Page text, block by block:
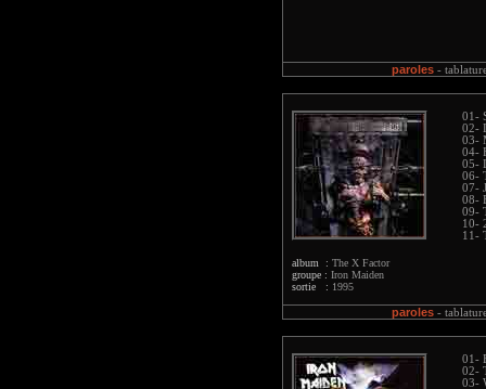
paroles-
album : The X Factor
groupe : Iron Maiden
sortie : 1995
01-
02-
03-
04-
05-
06-
07-
08-
09-
10-
11-
paroles-
01-
02-
03-